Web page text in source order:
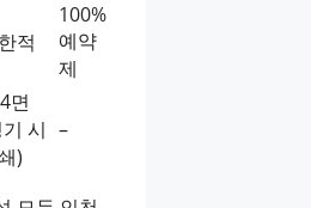
적
100%
예약
제
면
시
)
–